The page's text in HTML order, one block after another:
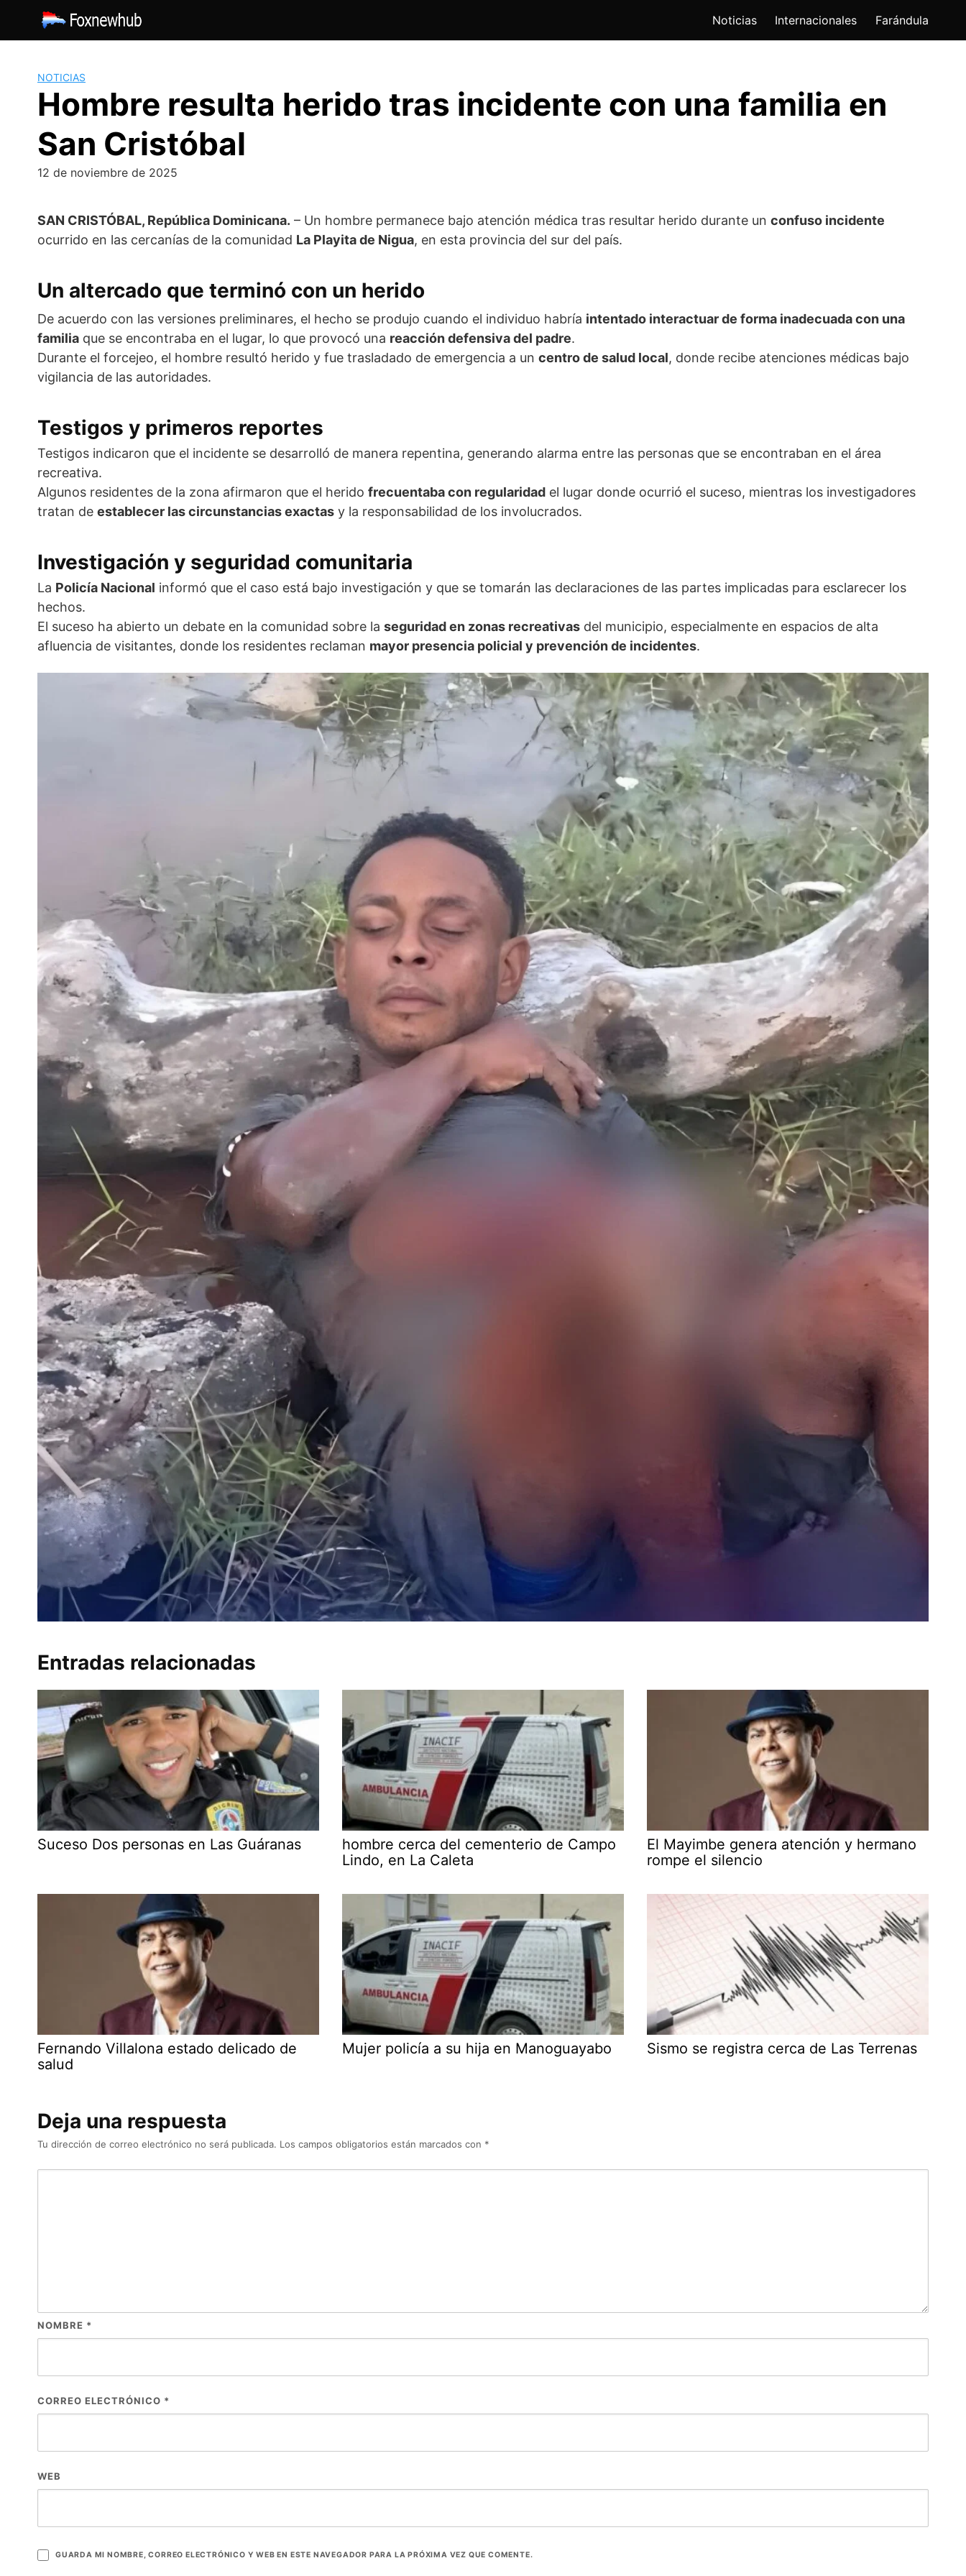
contenido
Noticias Internacionales Farándula
NOTICIAS
Hombre resulta herido tras incidente con una familia en
San Cristóbal
12 de noviembre de 2025
SAN CRISTÓBAL, República Dominicana. – Un hombre permanece bajo atención médica tras resultar herido durante un confuso incidente
ocurrido en las cercanías de la comunidad La Playita de Nigua, en esta provincia del sur del país.
Un altercado que terminó con un herido
De acuerdo con las versiones preliminares, el hecho se produjo cuando el individuo habría intentado interactuar de forma inadecuada con una
familia que se encontraba en el lugar, lo que provocó una reacción defensiva del padre.
Durante el forcejeo, el hombre resultó herido y fue trasladado de emergencia a un centro de salud local, donde recibe atenciones médicas bajo
vigilancia de las autoridades.
Testigos y primeros reportes
Testigos indicaron que el incidente se desarrolló de manera repentina, generando alarma entre las personas que se encontraban en el área
recreativa.
Algunos residentes de la zona afirmaron que el herido frecuentaba con regularidad el lugar donde ocurrió el suceso, mientras los investigadores
tratan de establecer las circunstancias exactas y la responsabilidad de los involucrados.
Investigación y seguridad comunitaria
La Policía Nacional informó que el caso está bajo investigación y que se tomarán las declaraciones de las partes implicadas para esclarecer los
hechos.
El suceso ha abierto un debate en la comunidad sobre la seguridad en zonas recreativas del municipio, especialmente en espacios de alta
afluencia de visitantes, donde los residentes reclaman mayor presencia policial y prevención de incidentes.
Entradas relacionadas
Suceso Dos personas en Las Guáranas
hombre cerca del cementerio de Campo
Lindo, en La Caleta
El Mayimbe genera atención y hermano
rompe el silencio
Fernando Villalona estado delicado de
salud
Mujer policía a su hija en Manoguayabo Sismo se registra cerca de Las Terrenas
Deja una respuesta
Tu dirección de correo electrónico no será publicada. Los campos obligatorios están marcados con *
NOMBRE *
CORREO ELECTRÓNICO *
WEB
GUARDA MI NOMBRE, CORREO ELECTRÓNICO Y WEB EN ESTE NAVEGADOR PARA LA PRÓXIMA VEZ QUE COMENTE.